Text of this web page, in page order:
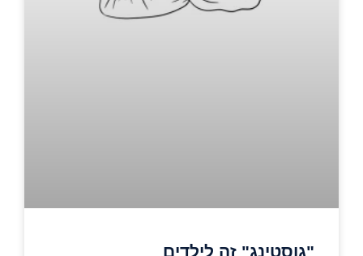
"גוסטינג" זה לילדים